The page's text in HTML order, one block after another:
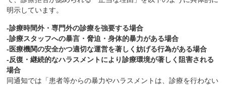
明示しています。
-診療時間外・専門外の診療を強要する場合
-診療スタッフへの暴言・脅迫・身体的暴力がある場合
-医療機関の安全かつ適切な運営を著しく妨げる行為がある場合
-反復・継続的なハラスメントにより診療環境が著しく阻害される
場合
同通知では「患者等からの暴力やハラスメントは、診療を行わない